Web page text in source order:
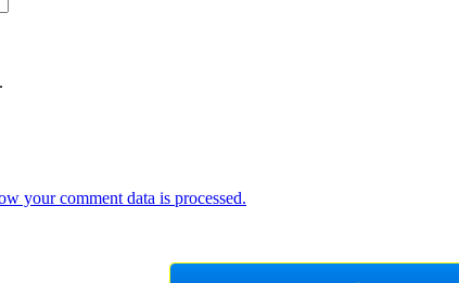
your comment data is processed.